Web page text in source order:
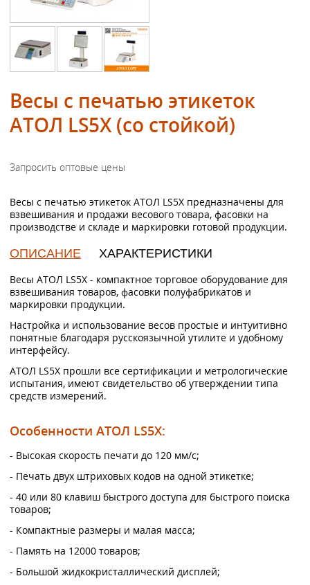
Весы с печатью этикеток
АТОЛ LS5X (со стойкой)
Весы с печатью этикеток АТОЛ LS5X предназначены для
взвешивания и продажи весового товара, фасовки на
производстве и складе и маркировки готовой продукции.
ОПИСАНИЕ ХАРАКТЕРИСТИКИ
Весы АТОЛ LS5X - компактное торговое оборудование для
взвешивания товаров, фасовки полуфабрикатов и
маркировки продукции.
Настройка и использование весов простые и интуитивно
понятные благодаря русскоязычной утилите и удобному
интерфейсу.
АТОЛ LS5X прошли все сертификации и метрологические
испытания, имеют свидетельство об утверждении типа
средств измерений.
Особенности АТОЛ LS5X:
- Высокая скорость печати до 120 мм/с;
- Печать двух штриховых кодов на одной этикетке;
- 40 или 80 клавиш быстрого доступа для быстрого поиска
товаров;
- Компактные размеры и малая масса;
- Память на 12000 товаров;
- Большой жидкокристаллический дисплей;